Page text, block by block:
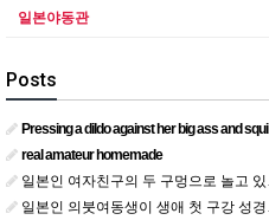
일본야동관
Posts
Pressing a dildo against her big ass and squirting from below
real amateur homemade
일본인 여자친구의 두 구멍으로 놀고 있어요
일본인 의붓여동생이 생애 첫 구강 성경험을 공개하다